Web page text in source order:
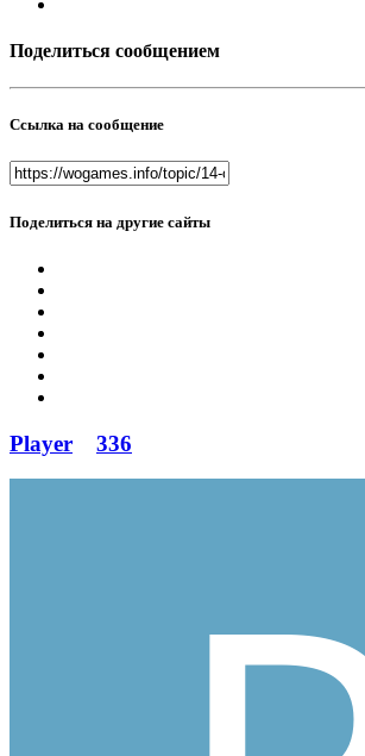
Поделиться сообщением
Ссылка на сообщение
Поделиться на другие сайты
Player 336